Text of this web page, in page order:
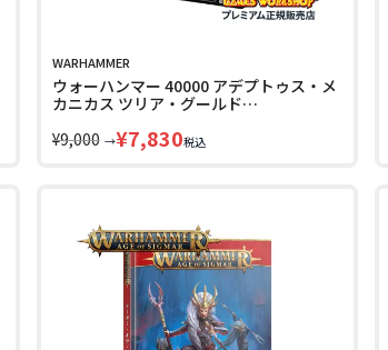
WARHAMMER
ウォーハンマー 40000 アデプトゥス・メ
カニカス ツリア・グールド
MECHANICUS THULIA GOULD 59-33
¥9,000 →¥7,830税込